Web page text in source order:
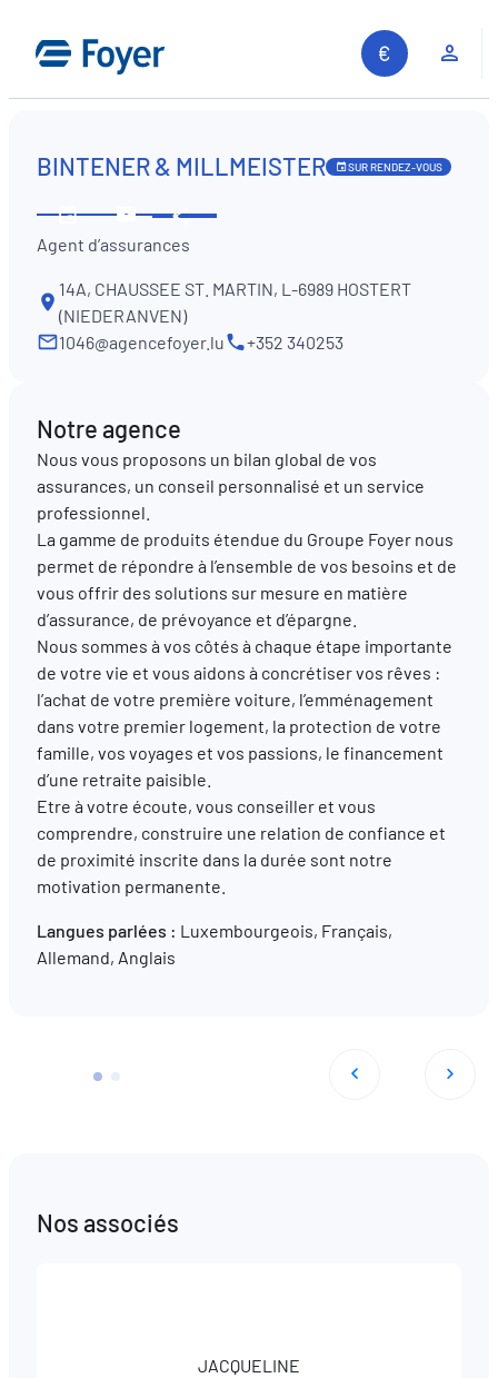
contenu
Recherche sur le site
FR EN
BINTENER & MILLMEISTER SUR RENDEZ-VOUS
les
horaires
nous
Partager
Agent d’assurances
14A, CHAUSSEE ST. MARTIN, L-6989 HOSTERT
(NIEDERANVEN)
1046@agencefoyer.lu
+352 340253
Notre agence
Nous vous proposons un bilan global de vos
assurances, un conseil personnalisé et un service
professionnel.
La gamme de produits étendue du Groupe Foyer nous
permet de répondre à l’ensemble de vos besoins et de
vous offrir des solutions sur mesure en matière
d’assurance, de prévoyance et d’épargne.
Nous sommes à vos côtés à chaque étape importante
de votre vie et vous aidons à concrétiser vos rêves :
l’achat de votre première voiture, l’emménagement
dans votre premier logement, la protection de votre
famille, vos voyages et vos passions, le financement
d’une retraite paisible.
Etre à votre écoute, vous conseiller et vous
comprendre, construire une relation de confiance et
de proximité inscrite dans la durée sont notre
motivation permanente.
Langues parlées : Luxembourgeois, Français,
Allemand, Anglais
Nos associés
JACQUELINE